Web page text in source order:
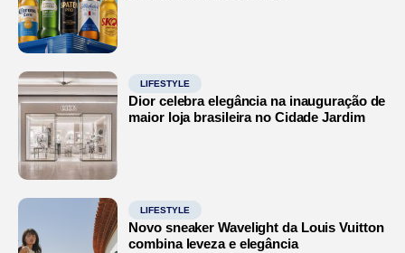
LIFESTYLE
Dior celebra elegância na inauguração de
maior loja brasileira no Cidade Jardim
LIFESTYLE
Novo sneaker Wavelight da Louis Vuitton
combina leveza e elegância